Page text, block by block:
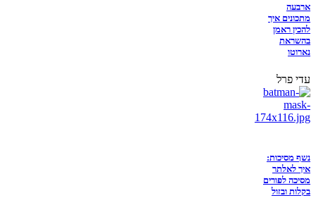
ארבעה
מתכונים איך
להכין ראמן
בהשראת
נארוטו
עדי פרל
נשף מסיכות:
איך לאלתר
מסיכה לפורים
בקלות ובזול